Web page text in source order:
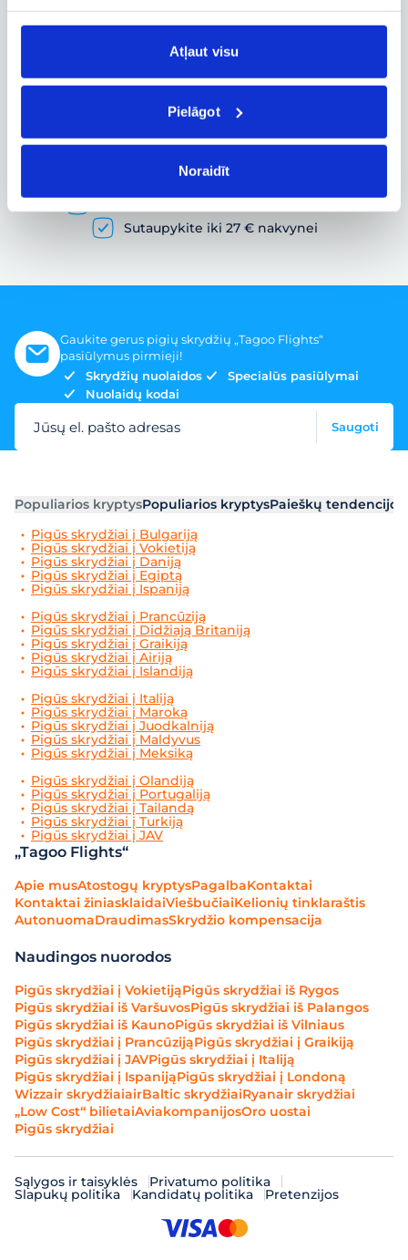
Atļaut visu
Pielāgot
Noraidīt
Skrydžio būsenos ir kitos aktualios
informacijos sekimas realiuoju laiku
Pigių skrydžių paieška ir lėktuvo bilietų
užsakymas
Gausybė skrydžių pasiūlymų
Sutaupykite iki 27 € nakvynei
Gaukite gerus pigių skrydžių „Tagoo Flights“
pasiūlymus pirmieji!
Skrydžių nuolaidos
Specialūs pasiūlymai
Nuolaidų kodai
Jūsų el. pašto adresas Saugoti
Populiarios kryptysPopuliarios kryptysPaieškų tendencijos
Pigūs skrydžiai į Bulgariją
Pigūs skrydžiai į Vokietiją
Pigūs skrydžiai į Daniją
Pigūs skrydžiai į Egiptą
Pigūs skrydžiai į Ispaniją
Pigūs skrydžiai į Prancūziją
Pigūs skrydžiai į Didžiają Britaniją
Pigūs skrydžiai į Graikiją
Pigūs skrydžiai į Airiją
Pigūs skrydžiai į Islandiją
Pigūs skrydžiai į Italiją
Pigūs skrydžiai į Maroką
Pigūs skrydžiai į Juodkalniją
Pigūs skrydžiai į Maldyvus
Pigūs skrydžiai į Meksiką
Pigūs skrydžiai į Olandiją
Pigūs skrydžiai į Portugaliją
Pigūs skrydžiai į Tailandą
Pigūs skrydžiai į Turkiją
Pigūs skrydžiai į JAV
„Tagoo Flights“
Apie musAtostogų kryptysPagalbaKontaktai
Kontaktai žiniasklaidaiViešbučiaiKelionių tinklaraštis
AutonuomaDraudimasSkrydžio kompensacija
Naudingos nuorodos
Pigūs skrydžiai į VokietijąPigūs skrydžiai iš Rygos
Pigūs skrydžiai iš VaršuvosPigūs skrydžiai iš Palangos
Pigūs skrydžiai iš KaunoPigūs skrydžiai iš Vilniaus
Pigūs skrydžiai į PrancūzijąPigūs skrydžiai į Graikiją
Pigūs skrydžiai į JAVPigūs skrydžiai į Italiją
Pigūs skrydžiai į IspanijąPigūs skrydžiai į Londoną
Wizzair skrydžiaiairBaltic skrydžiaiRyanair skrydžiai
„Low Cost“ bilietaiAviakompanijosOro uostai
Pigūs skrydžiai
Sąlygos ir taisyklės Privatumo politika
Slapukų politika Kandidatų politika Pretenzijos